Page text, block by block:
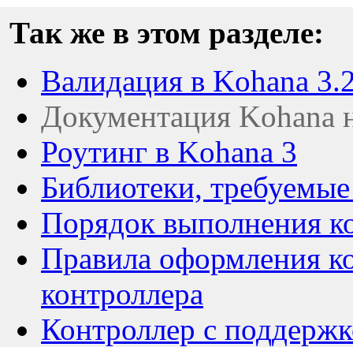
Так же в этом разделе:
Валидация в Kohana
Документация Kohana
Роутинг в Kohana 3
Библиотеки,
Порядок выполнения
Правила оформления
контроллера
Контроллер с